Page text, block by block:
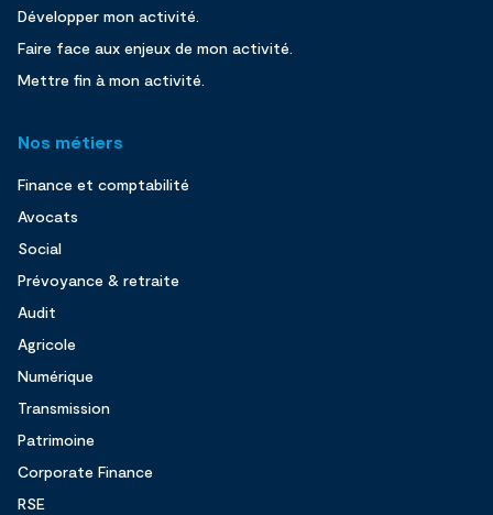
Développer mon activité.
Faire face aux enjeux de mon activité.
Mettre fin à mon activité.
Nos métiers
Finance et comptabilité
Avocats
Social
Prévoyance & retraite
Audit
Agricole
Numérique
Transmission
Patrimoine
Corporate Finance
RSE